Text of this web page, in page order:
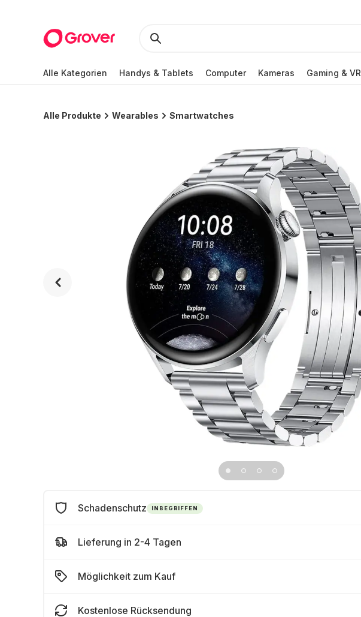
Alle Kategorien Handys & Tablets Computer Kameras Gaming & VR
Alle Produkte Wearables Smartwatches
Schadenschutz INBEGRIFFEN
Lieferung in 2-4 Tagen
Möglichkeit zum Kauf
Kostenlose Rücksendung